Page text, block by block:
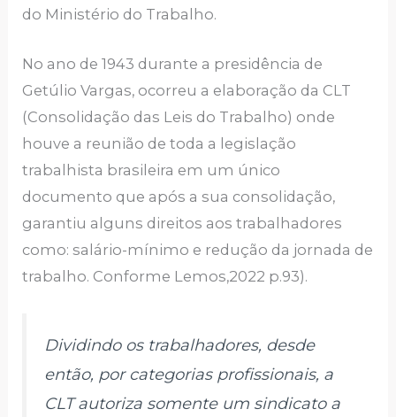
do Ministério do Trabalho.
No ano de 1943 durante a presidência de
Getúlio Vargas, ocorreu a elaboração da CLT
(Consolidação das Leis do Trabalho) onde
houve a reunião de toda a legislação
trabalhista brasileira em um único
documento que após a sua consolidação,
garantiu alguns direitos aos trabalhadores
como: salário-mínimo e redução da jornada de
trabalho. Conforme Lemos,2022 p.93).
Dividindo os trabalhadores, desde
então, por categorias profissionais, a
CLT autoriza somente um sindicato a